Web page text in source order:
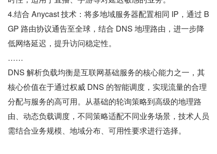
4.结合 Anycast 技术：将多地域服务器配置相同 IP，通过 B
GP 路由协议通告至全球，结合 DNS 地理路由，进一步降
低网络延迟，提升访问稳定性。
……
DNS 解析负载均衡是互联网基础服务的核心能力之一，其
核心价值在于通过权威 DNS 的智能调度，实现流量的合理
分配与服务的高可用。从基础的轮询策略到高级的地理路
由、动态负载调度，不同策略适配不同业务场景，技术人员
需结合业务规模、地域分布、可用性要求进行选择。